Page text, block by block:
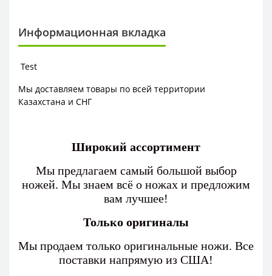
Информационная вкладка
Test
Мы доставляем товары по всей территории
Казахстана и СНГ
Широкий ассортимент
Мы предлагаем самый большой выбор
ножей. Мы знаем всё о ножах и предложим
вам лучшее!
Только оригиналы
Мы продаем только оригинальные ножи. Все
поставки напрямую из США!